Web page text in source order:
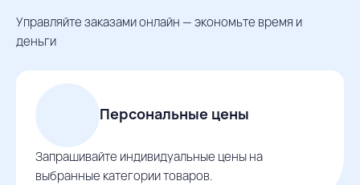
Управляйте заказами онлайн — экономьте время и
деньги
Персональные цены
Запрашивайте индивидуальные цены на
выбранные категории товаров.